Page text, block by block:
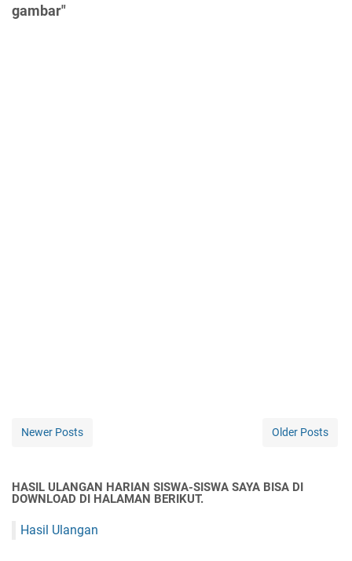
gambar"
Newer Posts Older Posts
HASIL ULANGAN HARIAN SISWA-SISWA SAYA BISA DI
DOWNLOAD DI HALAMAN BERIKUT.
Hasil Ulangan